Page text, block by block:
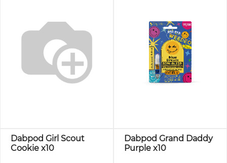
Dabpod Girl Scout
Cookie x10
Dabpod Grand Daddy
Purple x10